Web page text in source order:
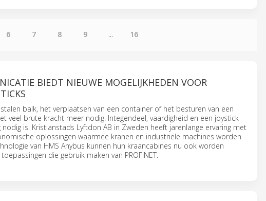
6 7 8 9 ... 16
BIEDT NIEUWE MOGELIJKHEDEN VOOR
balk, het verplaatsen van een container of het besturen van een
veel brute kracht meer nodig. Integendeel, vaardigheid en een joystick
is. Kristianstads Lyftdon AB in Zweden heeft jarenlange ervaring met
oplossingen waarmee kranen en industriële machines worden
van HMS Anybus kunnen hun kraancabines nu ook worden
die gebruik maken van PROFINET.